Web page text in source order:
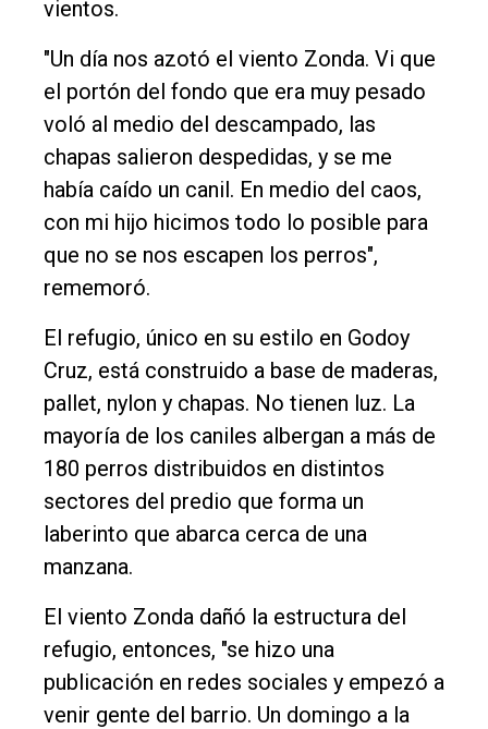
vientos.
"Un día nos azotó el viento Zonda. Vi que
el portón del fondo que era muy pesado
voló al medio del descampado, las
chapas salieron despedidas, y se me
había caído un canil. En medio del caos,
con mi hijo hicimos todo lo posible para
que no se nos escapen los perros",
rememoró.
El refugio, único en su estilo en Godoy
Cruz, está construido a base de maderas,
pallet, nylon y chapas. No tienen luz. La
mayoría de los caniles albergan a más de
180 perros distribuidos en distintos
sectores del predio que forma un
laberinto que abarca cerca de una
manzana.
El viento Zonda dañó la estructura del
refugio, entonces, "se hizo una
publicación en redes sociales y empezó a
venir gente del barrio. Un domingo a la